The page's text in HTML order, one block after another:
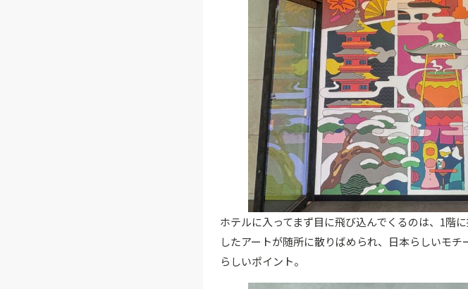
ホテルに入ってまず目に飛び込んでくるのは、1階
したアートが随所に散りばめられ、日本らしいモ
らしいポイント。